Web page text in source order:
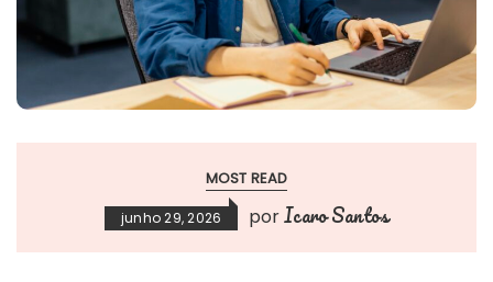
MOST READ
junho 29, 2026 porIcaro Santos